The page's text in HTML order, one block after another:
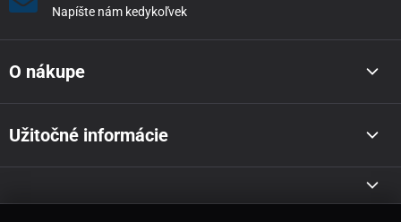
Napíšte nám kedykoľvek
O nákupe
Užitočné informácie